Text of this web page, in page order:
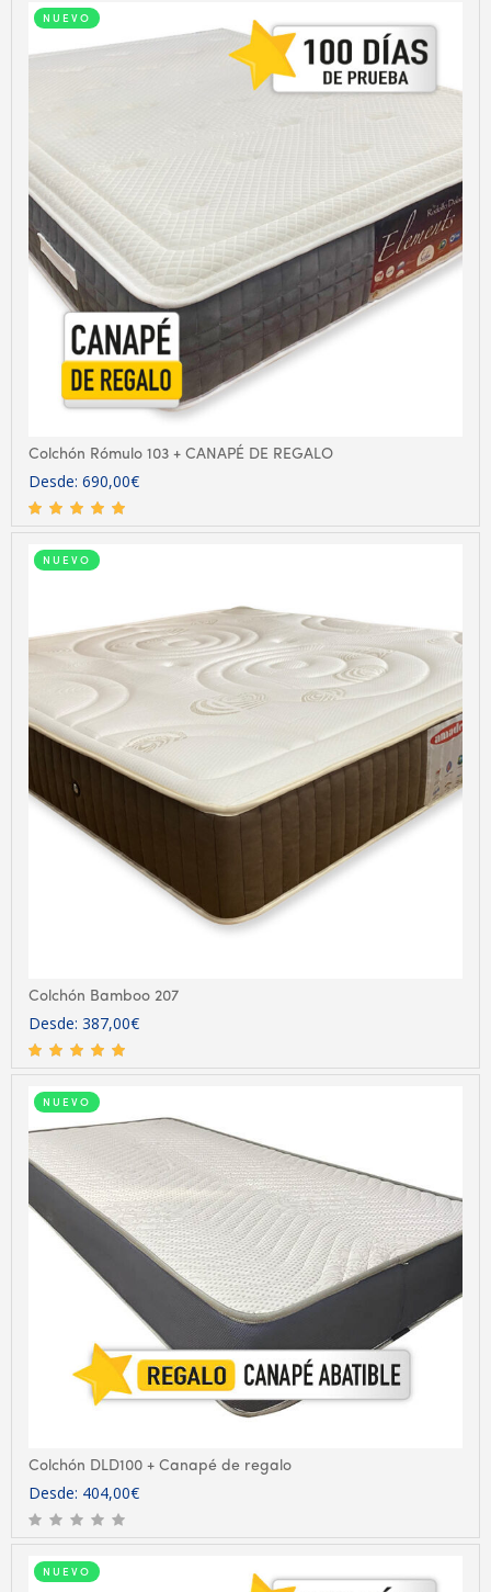
NUEVO
Colchón Rómulo 103 + CANAPÉ DE REGALO
Desde: 690,00€
NUEVO
Colchón Bamboo 207
Desde: 387,00€
NUEVO
Colchón DLD100 + Canapé de regalo
Desde: 404,00€
NUEVO